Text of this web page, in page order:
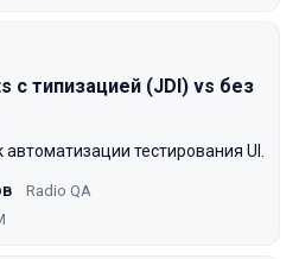
c типизацией (JDI) vs без
тестирования UI.
Radio QA